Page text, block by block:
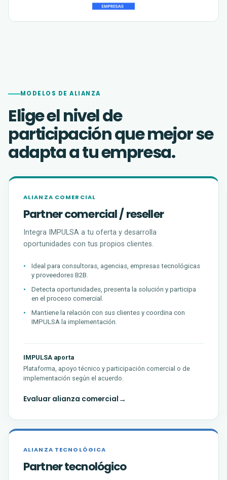
MODELOS DE ALIANZA
Elige el nivel de
participación que mejor se
adapta a tu empresa.
ALIANZA COMERCIAL
Partner comercial / reseller
Integra IMPULSA a tu oferta y desarrolla
oportunidades con tus propios clientes.
Ideal para consultoras, agencias, empresas tecnológicas
y proveedores B2B.
Detecta oportunidades, presenta la solución y participa
en el proceso comercial.
Mantiene la relación con sus clientes y coordina con
IMPULSA la implementación.
IMPULSA aporta
Plataforma, apoyo técnico y participación comercial o de
implementación según el acuerdo.
Evaluar alianza comercial
ALIANZA TECNOLÓGICA
Partner tecnológico